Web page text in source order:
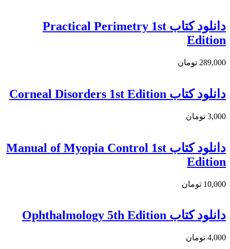
دانلود کتاب Practical Perimetry 1st
Edition
289,000 تومان
دانلود کتاب Corneal Disorders 1st Edition
3,000 تومان
دانلود کتاب Manual of Myopia Control 1st
Edition
10,000 تومان
دانلود کتاب Ophthalmology 5th Edition
4,000 تومان